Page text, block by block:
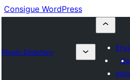
Consigue WordPress
Plugin Directory